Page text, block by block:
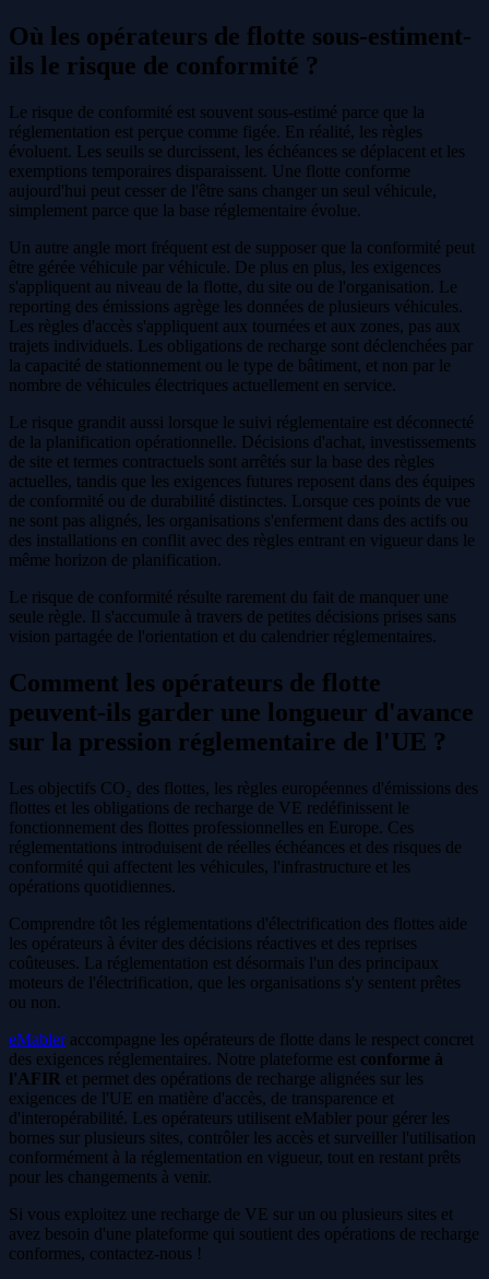
Où les opérateurs de flotte sous-estiment-
ils le risque de conformité ?
Le risque de conformité est souvent sous-estimé parce que la
réglementation est perçue comme figée. En réalité, les règles
évoluent. Les seuils se durcissent, les échéances se déplacent et les
exemptions temporaires disparaissent. Une flotte conforme
aujourd'hui peut cesser de l'être sans changer un seul véhicule,
simplement parce que la base réglementaire évolue.
Un autre angle mort fréquent est de supposer que la conformité peut
être gérée véhicule par véhicule. De plus en plus, les exigences
s'appliquent au niveau de la flotte, du site ou de l'organisation. Le
reporting des émissions agrège les données de plusieurs véhicules.
Les règles d'accès s'appliquent aux tournées et aux zones, pas aux
trajets individuels. Les obligations de recharge sont déclenchées par
la capacité de stationnement ou le type de bâtiment, et non par le
nombre de véhicules électriques actuellement en service.
Le risque grandit aussi lorsque le suivi réglementaire est déconnecté
de la planification opérationnelle. Décisions d'achat, investissements
de site et termes contractuels sont arrêtés sur la base des règles
actuelles, tandis que les exigences futures reposent dans des équipes
de conformité ou de durabilité distinctes. Lorsque ces points de vue
ne sont pas alignés, les organisations s'enferment dans des actifs ou
des installations en conflit avec des règles entrant en vigueur dans le
même horizon de planification.
Le risque de conformité résulte rarement du fait de manquer une
seule règle. Il s'accumule à travers de petites décisions prises sans
vision partagée de l'orientation et du calendrier réglementaires.
Comment les opérateurs de flotte
peuvent-ils garder une longueur d'avance
sur la pression réglementaire de l'UE ?
Les objectifs CO₂ des flottes, les règles européennes d'émissions des
flottes et les obligations de recharge de VE redéfinissent le
fonctionnement des flottes professionnelles en Europe. Ces
réglementations introduisent de réelles échéances et des risques de
conformité qui affectent les véhicules, l'infrastructure et les
opérations quotidiennes.
Comprendre tôt les réglementations d'électrification des flottes aide
les opérateurs à éviter des décisions réactives et des reprises
coûteuses. La réglementation est désormais l'un des principaux
moteurs de l'électrification, que les organisations s'y sentent prêtes
ou non.
eMableraccompagne les opérateurs de flotte dans le respect concret
des exigences réglementaires. Notre plateforme est conforme à
l'AFIR et permet des opérations de recharge alignées sur les
exigences de l'UE en matière d'accès, de transparence et
d'interopérabilité. Les opérateurs utilisent eMabler pour gérer les
bornes sur plusieurs sites, contrôler les accès et surveiller l'utilisation
conformément à la réglementation en vigueur, tout en restant prêts
pour les changements à venir.
Si vous exploitez une recharge de VE sur un ou plusieurs sites et
avez besoin d'une plateforme qui soutient des opérations de recharge
conformes, contactez-nous !